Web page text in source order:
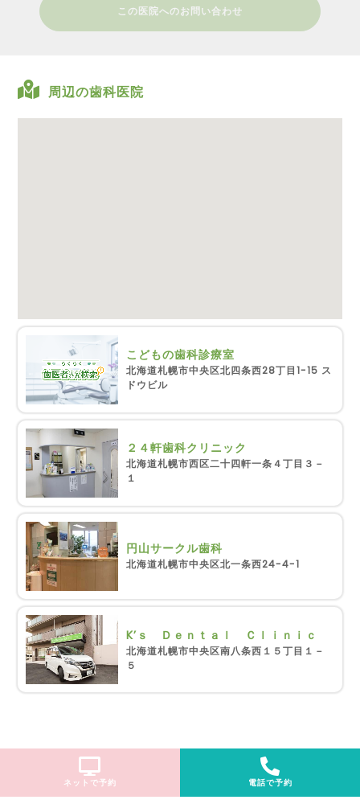
この医院へのお問い合わせ
周辺の歯科医院
こどもの歯科診療室
北海道札幌市中央区北四条西28丁目1-15 ス
ドウビル
２４軒歯科クリニック
北海道札幌市西区二十四軒一条４丁目３－
１
円山サークル歯科
北海道札幌市中央区北一条西24-4-1
K’ｓ Ｄｅｎｔａｌ Ｃｌｉｎｉｃ
北海道札幌市中央区南八条西１５丁目１－
５
ネットで予約 電話で予約